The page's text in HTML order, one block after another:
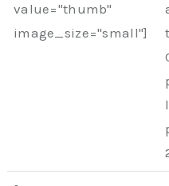
value="thumb"
image_size="small"]